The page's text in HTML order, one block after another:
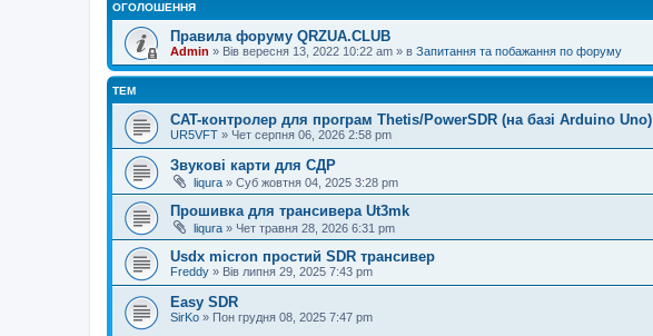
ОГОЛОШЕННЯ
Правила форуму QRZUA.CLUB
Admin » Вів вересня 13, 2022 10:22 am » в Запитання та побажання по форуму
ТЕМ
CAT-контролер для програм Thetis/PowerSDR (на базі Arduino Uno)
UR5VFT » Чет серпня 06, 2026 2:58 pm
Звукові карти для СДР
liqura » Суб жовтня 04, 2025 3:28 pm
Прошивка для трансивера Ut3mk
liqura » Чет травня 28, 2026 6:31 pm
Usdx micron простий SDR трансивер
Freddy » Вів липня 29, 2025 7:43 pm
Easy SDR
SirKo » Пон грудня 08, 2025 7:47 pm